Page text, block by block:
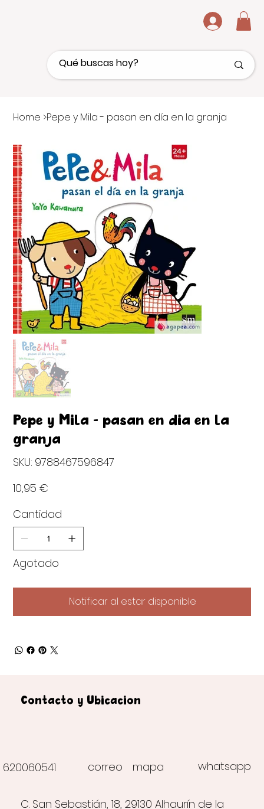
.
Home >Pepe y Mila - pasan en día en la granja
Pepe y Mila - pasan en día en la
granja
SKU: 9788467596847
9788467596847
10,95 €
Cantidad
Agotado
Notificar al estar disponible
correo
Contacto y Ubicación
620060541 whatsapp
C. San Sebastián, 18, 29130 Alhaurín de la
mapa